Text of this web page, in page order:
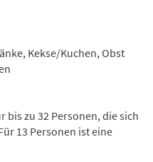
Kekse/Kuchen, Obst
bis zu 32 Personen, die sich
13 Personen ist eine